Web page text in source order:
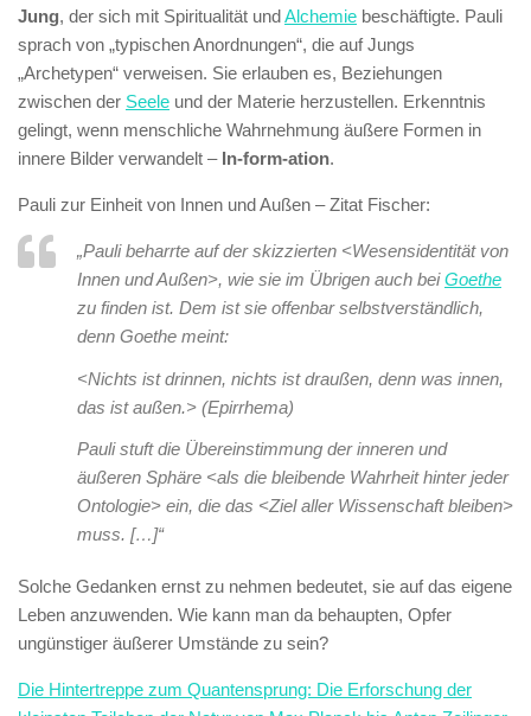
Jung, der sich mit Spiritualität undAlchemie beschäftigte. Pauli
sprach von „typischen Anordnungen“, die auf Jungs
„Archetypen“ verweisen. Sie erlauben es, Beziehungen
zwischen der Seele und der Materie herzustellen. Erkenntnis
gelingt, wenn menschliche Wahrnehmung äußere Formen in
innere Bilder verwandelt – In-form-ation.
Pauli zur Einheit von Innen und Außen – Zitat Fischer:
„Pauli beharrte auf der skizzierten <Wesensidentität von
Innen und Außen>, wie sie im Übrigen auch beiGoethe
zu finden ist. Dem ist sie offenbar selbstverständlich,
denn Goethe meint:
<Nichts ist drinnen, nichts ist draußen, denn was innen,
das ist außen.> (Epirrhema)
Pauli stuft die Übereinstimmung der inneren und
äußeren Sphäre <als die bleibende Wahrheit hinter jeder
Ontologie> ein, die das <Ziel aller Wissenschaft bleiben>
muss. […]“
Solche Gedanken ernst zu nehmen bedeutet, sie auf das eigene
Leben anzuwenden. Wie kann man da behaupten, Opfer
ungünstiger äußerer Umstände zu sein?
Die Hintertreppe zum Quantensprung: Die Erforschung der